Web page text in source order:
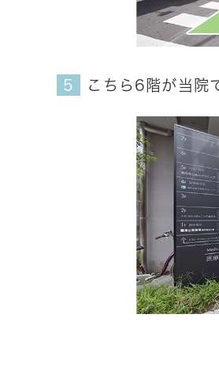
こちら6階が当院